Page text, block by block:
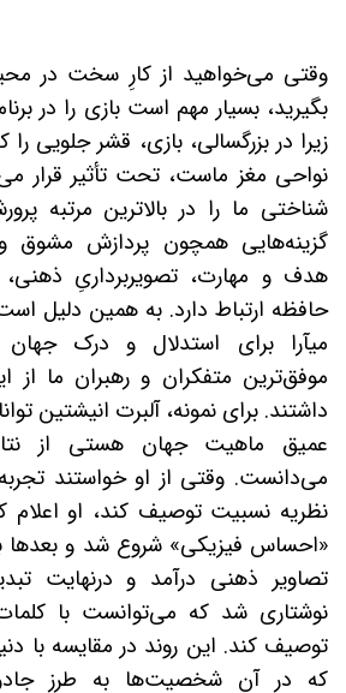
وقتی می‌خواهید از کارِ سخت در
بگیرید، بسیار مهم است بازی را در
زیرا در بزرگسالی، بازی، قشر جلویی را
نواحی مغز ماست، تحت تأثیر قرار
شناختی ما را در بالاترین مرتبه
گزینه‌هایی همچون پردازش مشوق
هدف و مهارت، تصویربرداریِ
حافظه ارتباط دارد. به همین دلیل
میآرا برای استدلال و درک
موفق‌ترین متفکران و رهبران ما از
داشتند. برای نمونه، آلبرت انیشتین
عمیق ماهیت جهان هستی از
می‌دانست. وقتی از او خواستند
نظریه نسبیت توصیف کند، او اعلام
«احساس فیزیکی» شروع شد و
تصاویر ذهنی درآمد و درنهایت
نوشتاری شد که می‌توانست با
توصیف کند. این روند در مقایسه با
که در آن شخصیت‌ها به طرز